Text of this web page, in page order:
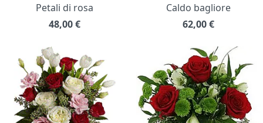
Petali di rosa
48,00€
Caldo bagliore
62,00€